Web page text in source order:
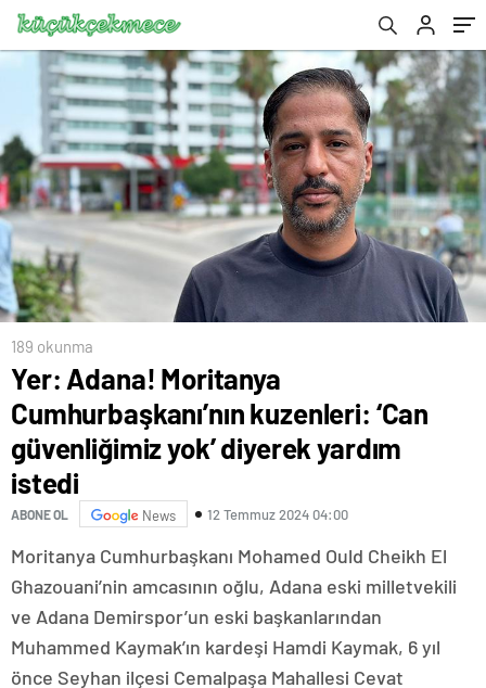
yardım istedi
189 okunma
Yer: Adana! Moritanya
Cumhurbaşkanı’nın kuzenleri: ‘Can
güvenliğimiz yok’ diyerek yardım
istedi
ABONE OL News 12 Temmuz 2024 04:00
Moritanya Cumhurbaşkanı Mohamed Ould Cheikh El
Ghazouani’nin amcasının oğlu, Adana eski milletvekili
ve Adana Demirspor’un eski başkanlarından
Muhammed Kaymak’ın kardeşi Hamdi Kaymak, 6 yıl
önce Seyhan ilçesi Cemalpaşa Mahallesi Cevat